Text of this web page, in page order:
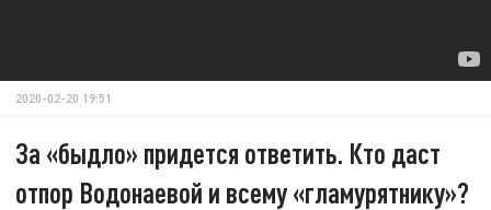
2020-02-20 19:51
За «быдло» придется ответить. Кто даст
отпор Водонаевой и всему «гламурятнику»?